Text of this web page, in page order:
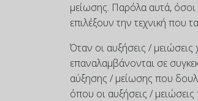
μείωσης. Παρόλα αυτά, όσοι
επιλέξουν την τεχνική που
Όταν οι αυξήσεις /
επαναλαμβάνονται σε
αύξησης / μείωσης που
όπου οι αυξήσεις /